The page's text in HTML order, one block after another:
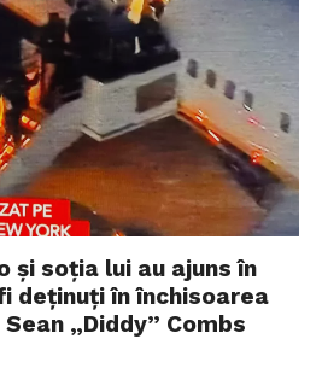
și soția lui au ajuns în
deținuți în închisoarea
„Diddy” Combs